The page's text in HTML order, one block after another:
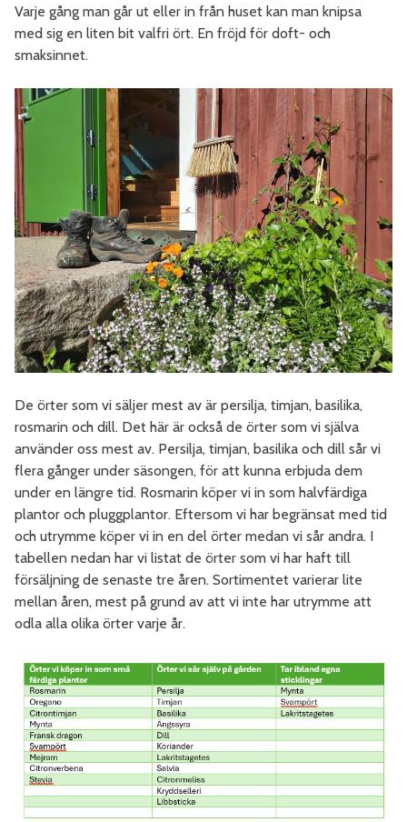
Varje gång man går ut eller in från huset kan man knipsa
med sig en liten bit valfri ört. En fröjd för doft- och
smaksinnet.
De örter som vi säljer mest av är persilja, timjan, basilika,
rosmarin och dill. Det här är också de örter som vi själva
använder oss mest av. Persilja, timjan, basilika och dill sår vi
flera gånger under säsongen, för att kunna erbjuda dem
under en längre tid. Rosmarin köper vi in som halvfärdiga
plantor och pluggplantor. Eftersom vi har begränsat med tid
och utrymme köper vi in en del örter medan vi sår andra. I
tabellen nedan har vi listat de örter som vi har haft till
försäljning de senaste tre åren. Sortimentet varierar lite
mellan åren, mest på grund av att vi inte har utrymme att
odla alla olika örter varje år.